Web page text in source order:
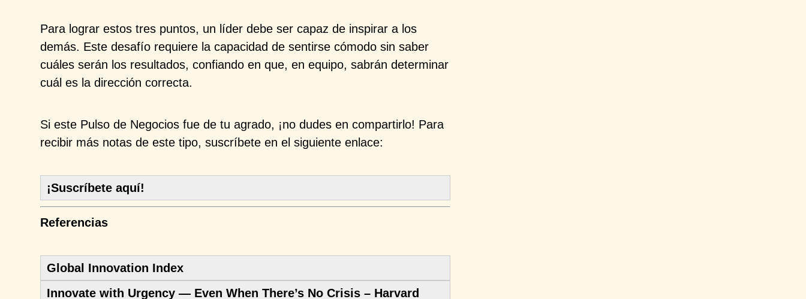
Para lograr estos tres puntos, un líder debe ser capaz de inspirar a los
demás. Este desafío requiere la capacidad de sentirse cómodo sin saber
cuáles serán los resultados, confiando en que, en equipo, sabrán determinar
cuál es la dirección correcta.
Si este Pulso de Negocios fue de tu agrado, ¡no dudes en compartirlo! Para
recibir más notas de este tipo, suscríbete en el siguiente enlace:
¡Suscríbete aquí!
Referencias
Global Innovation Index
Innovate with Urgency — Even When There’s No Crisis – Harvard